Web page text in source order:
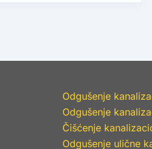
Odgušenje
Odgušenje
Čišćenje
Odgušenje ulične